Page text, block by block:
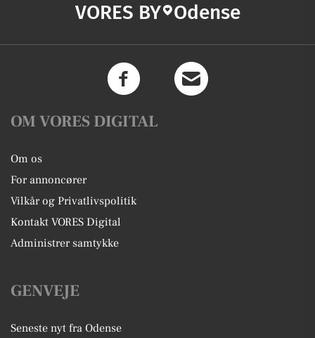
VORES BY Odense
OM VORES DIGITAL
Om os
For annoncører
Vilkår og Privatlivspolitik
Kontakt VORES Digital
Administrer samtykke
GENVEJE
Seneste nyt fra Odense